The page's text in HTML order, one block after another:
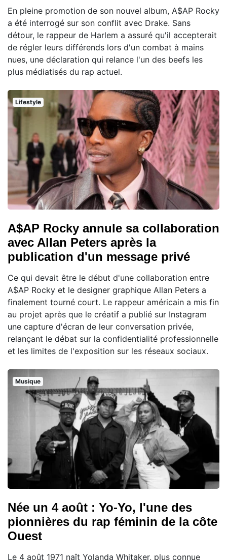
En pleine promotion de son nouvel album, A$AP Rocky
a été interrogé sur son conflit avec Drake. Sans
détour, le rappeur de Harlem a assuré qu'il accepterait
de régler leurs différends lors d'un combat à mains
nues, une déclaration qui relance l'un des beefs les
plus médiatisés du rap actuel.
Lifestyle
A$AP Rocky annule sa collaboration
avec Allan Peters après la
publication d'un message privé
Ce qui devait être le début d'une collaboration entre
A$AP Rocky et le designer graphique Allan Peters a
finalement tourné court. Le rappeur américain a mis fin
au projet après que le créatif a publié sur Instagram
une capture d'écran de leur conversation privée,
relançant le débat sur la confidentialité professionnelle
et les limites de l'exposition sur les réseaux sociaux.
Musique
Née un 4 août : Yo-Yo, l'une des
pionnières du rap féminin de la côte
Ouest
Le 4 août 1971 naît Yolanda Whitaker, plus connue